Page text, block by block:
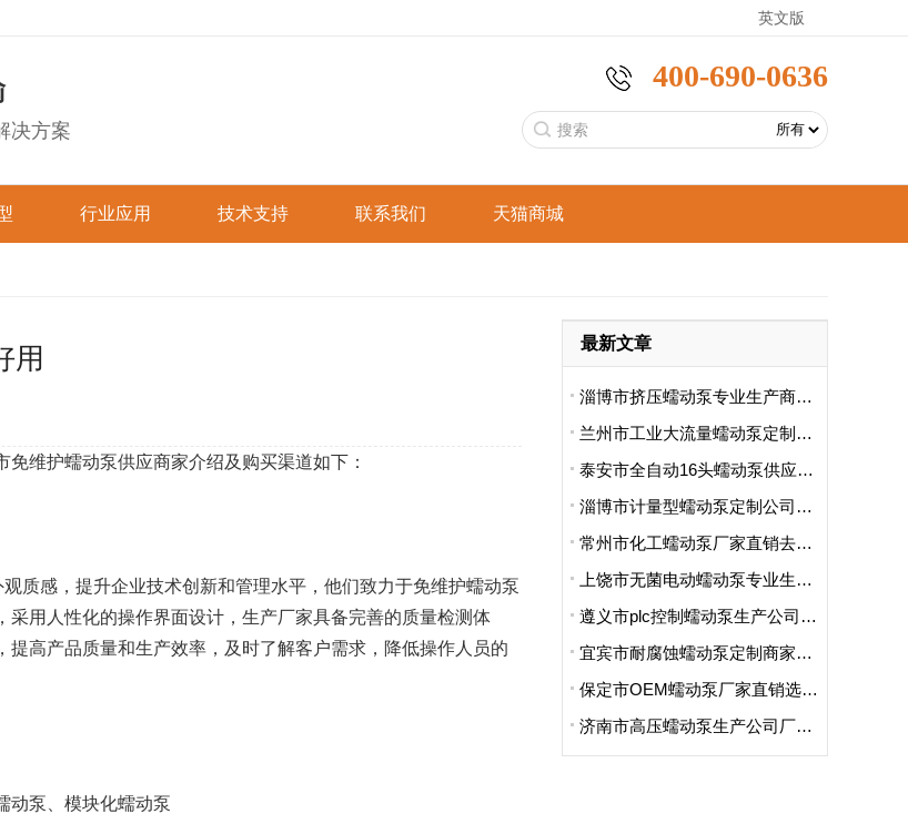
英文版
决方案
400-690-0636
标准型蠕动泵
行业应用 技术支持 联系我们 天猫商城
用
维护蠕动泵供应商家介绍及购买渠道如下：
质感，提升企业技术创新和管理水平，他们致力于免维护蠕动泵
用人性化的操作界面设计，生产厂家具备完善的质量检测体
高产品质量和生产效率，及时了解客户需求，降低操作人员的
动泵、模块化蠕动泵
最新文章
淄博市挤压蠕动泵专业生产商哪里卖的好用啊
兰州市工业大流量蠕动泵定制厂哪家便宜
泰安市全自动16头蠕动泵供应商排名前十有哪些
淄博市计量型蠕动泵定制公司哪家便宜
常州市化工蠕动泵厂家直销去哪家买的好
上饶市无菌电动蠕动泵专业生产厂家哪里卖的好点呢
遵义市plc控制蠕动泵生产公司地址在哪里
宜宾市耐腐蚀蠕动泵定制商家哪家好用又实惠
保定市OEM蠕动泵厂家直销选哪家
济南市高压蠕动泵生产公司厂址在哪里啊